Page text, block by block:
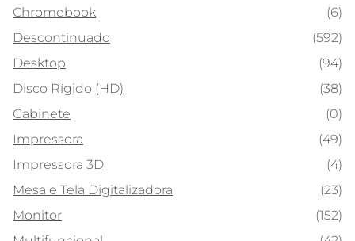
Chromebook
(6)
Descontinuado
(592)
Desktop
(94)
Disco Rígido (HD)
(38)
Gabinete
(0)
Impressora
(49)
Impressora 3D
(4)
Mesa e Tela Digitalizadora
(23)
Monitor
(152)